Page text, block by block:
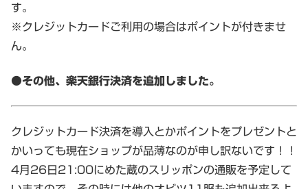
す。
※クレジットカードご利用の場合はポイントが付きませ
ん。
●その他、楽天銀行決済を追加しました。
クレジットカード決済を導入とかポイントをプレゼントと
かいっても現在ショップが品薄なのが申し訳ないです！！
4月26日21:00にめた蔵のスリッポンの通販を予定して